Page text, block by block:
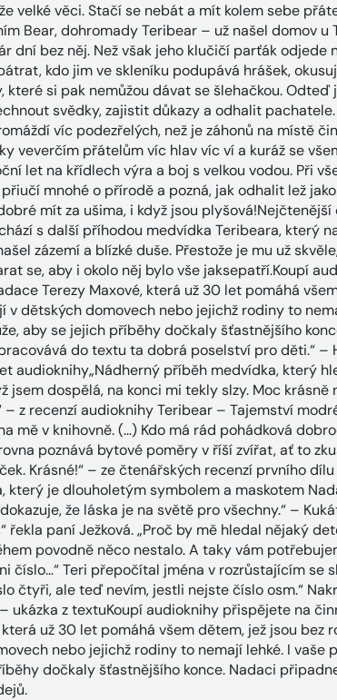
velké věci. Stačí se nebát a mít kolem sebe
Bear, dohromady Teribear – už našel domov u
dní bez něj. Než však jeho klučičí parťák odjede
kdo jim ve skleníku podupává hrášek,
které si pak nemůžou dávat se šlehačkou. Odteď
svědky, zajistit důkazy a odhalit
víc podezřelých, než je záhonů na místě
veverčím přátelům víc hlav víc ví a kuráž se
let na křídlech výra a boj s velkou vodou. Při
mnohé o přírodě a pozná, jak odhalit lež
mít za ušima, i když jsou plyšová!Nejčtenější
s další příhodou medvídka Teribeara, který
zázemí a blízké duše. Přestože je mu už
se, aby i okolo něj bylo vše jaksepatří.Koupí
Terezy Maxové, která už 30 let pomáhá
v dětských domovech nebo jejichž rodiny to
aby se jejich příběhy dočkaly šťastnějšího
do textu ta dobrá poselství pro děti.“ –
audioknihy„Nádherný příběh medvídka, který
jsem dospělá, na konci mi tekly slzy. Moc krásně
– z recenzí audioknihy Teribear – Tajemství
mě v knihovně. (…) Kdo má rád pohádková
poznává bytové poměry v říší zvířat, ať to
Krásné!“ – ze čtenářských recenzí prvního dílu
který je dlouholetým symbolem a maskotem
že láska je na světě pro všechny.“ –
řekla paní Ježková. „Proč by mě hledal nějaký
povodně něco nestalo. A taky vám
číslo…“ Teri přepočítal jména v rozrůstajícím se
čtyři, ale teď nevím, jestli nejste číslo osm.“
ukázka z textuKoupí audioknihy přispějete na
už 30 let pomáhá všem dětem, jež jsou bez
nebo jejichž rodiny to nemají lehké. I vaše
dočkaly šťastnějšího konce. Nadaci